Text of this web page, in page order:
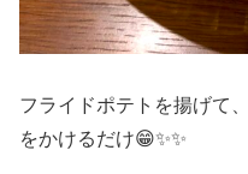
フライドポテトを揚げて
をかけるだけ😁✨✨